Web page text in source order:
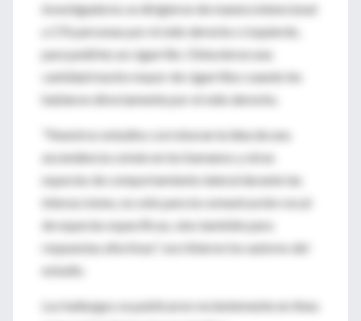
investigadores se dirigieron de manera intencional
a 176 personas por el oído derecho o izquierdo,
para pedirles un cigarrillo. Obtuvieron una
cantidad mucho mayor de cigarrillos cuando les
hablaron directamente por el oído derecho.
"Nuestros estudios corroboran la idea de una
ascendencia común en los humanos y otras
especies de comportamiento lateral durante las
interacciones, no sólo para la comunicación vocal
de especies específicas, sino también para
respuestas afectivas", escribieron los autores del
estudio.
Los hallazgos se publicaron recientemente en línea